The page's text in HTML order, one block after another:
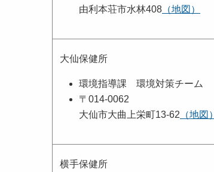
由利本荘市水林408 （地図）
大仙保健所
環境指導課 環境対策チーム
〒014-0062
大仙市大曲上栄町13-62 （地図）
横手保健所